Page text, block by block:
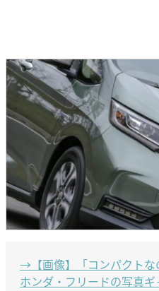
→【画像】「コンパクト
ホンダ・フリードの写真ギ